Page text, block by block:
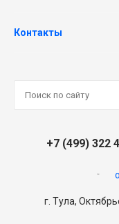
Контакты
+7 (499) 322
г. Тула,